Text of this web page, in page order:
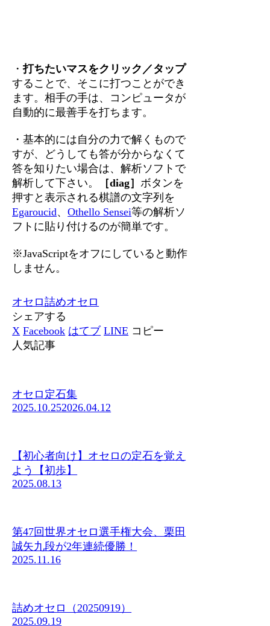
・打ちたいマスをクリック／タップ
することで、そこに打つことができ
ます。相手の手は、コンピュータが
自動的に最善手を打ちます。
・基本的には自分の力で解くもので
すが、どうしても答が分からなくて
答を知りたい場合は、解析ソフトで
解析して下さい。
［diag］ ボタンを
押すと表示される棋譜の文字列を
Egaroucid、Othello Sensei等の解析ソ
フトに貼り付けるのが簡単です。
※JavaScriptをオフにしていると動作
しません。
オセロ詰めオセロ
シェアする
X Facebook はてブ LINE コピー
人気記事
オセロ定石集
2025.10.252026.04.12
【初心者向け】オセロの定石を覚え
よう【初歩】
2025.08.13
第47回世界オセロ選手権大会、栗田
誠矢九段が2年連続優勝！
2025.11.16
詰めオセロ（20250919）
2025.09.19